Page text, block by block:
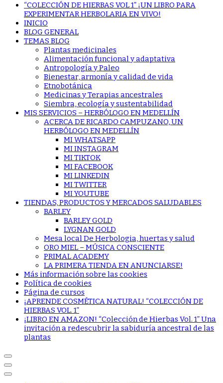
“COLECCIÓN DE HIERBAS VOL 1” ¡UN LIBRO PARA
EXPERIMENTAR HERBOLARIA EN VIVO!
INICIO
BLOG GENERAL
TEMAS BLOG
Plantas medicinales
Alimentación funcional y adaptativa
Antropología y Paleo
Bienestar, armonía y calidad de vida
Etnobotánica
Medicinas y Terapias ancestrales
Siembra, ecología y sustentabilidad
MIS SERVICIOS – HERBÓLOGO EN MEDELLÍN
ACERCA DE RICARDO CAMPUZANO, UN
HERBÓLOGO EN MEDELLÍN
MI WHATSAPP
MI INSTAGRAM
MI TIKTOK
MI FACEBOOK
MI LINKEDIN
MI TWITTER
MI YOUTUBE
TIENDAS, PRODUCTOS Y MERCADOS SALUDABLES
BARLEY
BARLEY GOLD
LYGNAN GOLD
Mesa local De Herbologia, huertas y salud
ORO MIEL – MÚSICA CONSCIENTE
PRIMAL ACADEMY
LA PRIMERA TIENDA EN ANUNCIARSE!
Más información sobre las cookies
Política de cookies
Página de cursos
¡APRENDE COSMÉTICA NATURAL! “COLECCIÓN DE
HIERBAS VOL. 1”
¡LIBRO EN AMAZON! “Colección de Hierbas Vol. 1” Una
invitación a redescubrir la sabiduría ancestral de las
plantas